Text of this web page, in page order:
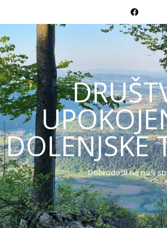
DOLENJSKE
Dobrodošli na naši